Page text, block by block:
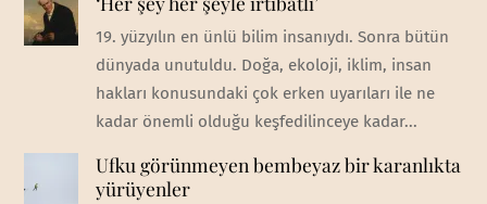
19. yüzyılın en ünlü bilim insanıydı. Sonra bütün
dünyada unutuldu. Doğa, ekoloji, iklim, insan
hakları konusundaki çok erken uyarıları ile ne
kadar önemli olduğu keşfedilinceye kadar...
Ufku görünmeyen bembeyaz bir karanlıkta
yürüyenler